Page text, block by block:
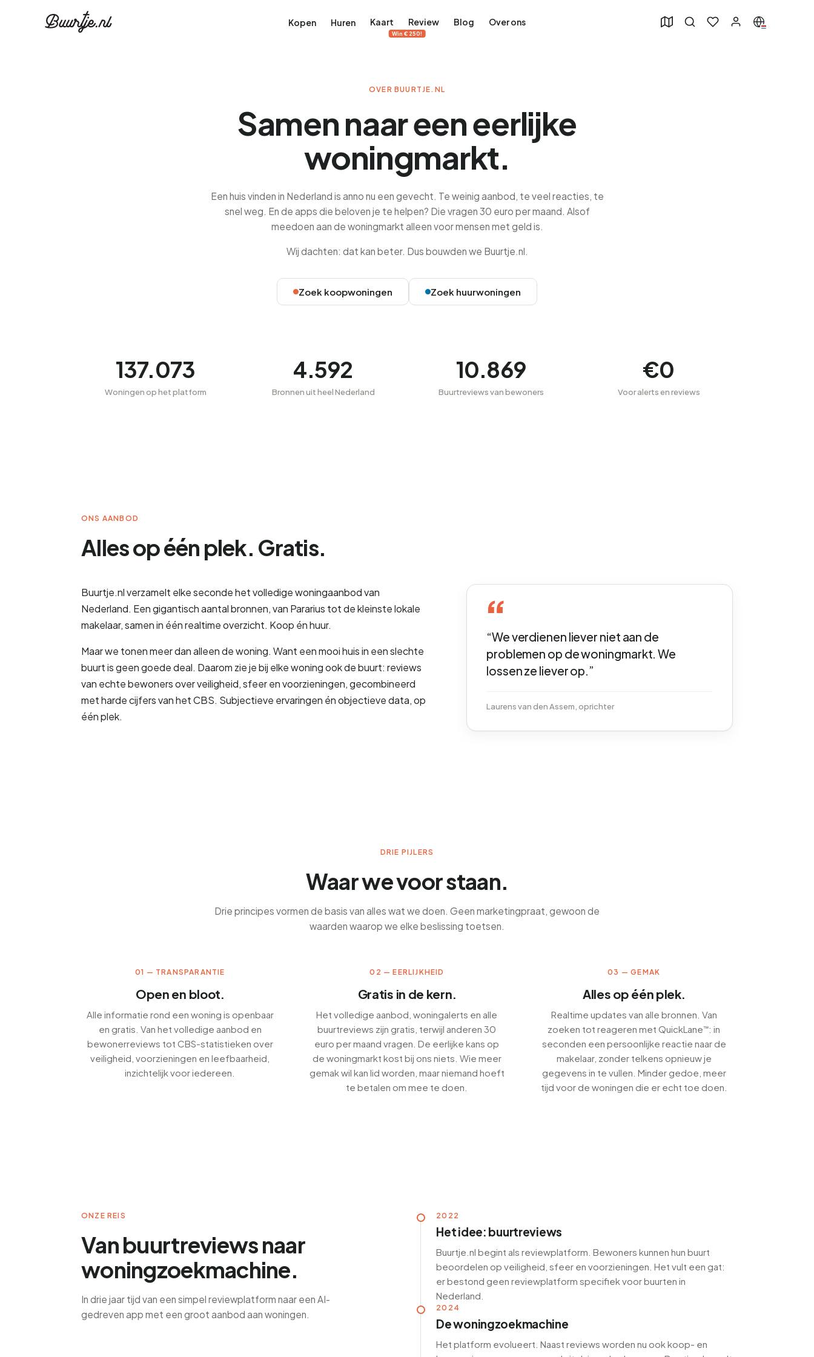
Kopen Huren Kaart Review
Win €250!
Blog Over ons
OVER BUURTJE.NL
Samen naar een eerlijke
woningmarkt.
Een huis vinden in Nederland is anno nu een gevecht. Te weinig aanbod, te veel reacties, te
snel weg. En de apps die beloven je te helpen? Die vragen 30 euro per maand. Alsof
meedoen aan de woningmarkt alleen voor mensen met geld is.
Wij dachten: dat kan beter. Dus bouwden we Buurtje.nl.
Zoek koopwoningen Zoek huurwoningen
137.073
Woningen op het platform
4.592
Bronnen uit heel Nederland
10.869
Buurtreviews van bewoners
€0
Voor alerts en reviews
ONS AANBOD
Alles op één plek. Gratis.
Buurtje.nl verzamelt elke seconde het volledige woningaanbod van
Nederland. Een gigantisch aantal bronnen, van Pararius tot de kleinste lokale
makelaar, samen in één realtime overzicht. Koop én huur.
Maar we tonen meer dan alleen de woning. Want een mooi huis in een slechte
buurt is geen goede deal. Daarom zie je bij elke woning ook de buurt: reviews
van echte bewoners over veiligheid, sfeer en voorzieningen, gecombineerd
met harde cijfers van het CBS. Subjectieve ervaringen én objectieve data, op
één plek.
“We verdienen liever niet aan de
problemen op de woningmarkt. We
lossen ze liever op.”
Laurens van den Assem, oprichter
DRIE PIJLERS
Waar we voor staan.
Drie principes vormen de basis van alles wat we doen. Geen marketingpraat, gewoon de
waarden waarop we elke beslissing toetsen.
01 — TRANSPARANTIE
Open en bloot.
Alle informatie rond een woning is openbaar
en gratis. Van het volledige aanbod en
bewonerreviews tot CBS-statistieken over
veiligheid, voorzieningen en leefbaarheid,
inzichtelijk voor iedereen.
02 — EERLIJKHEID
Gratis in de kern.
Het volledige aanbod, woningalerts en alle
buurtreviews zijn gratis, terwijl anderen 30
euro per maand vragen. De eerlijke kans op
de woningmarkt kost bij ons niets. Wie meer
gemak wil kan lid worden, maar niemand hoeft
te betalen om mee te doen.
03 — GEMAK
Alles op één plek.
Realtime updates van alle bronnen. Van
zoeken tot reageren met QuickLane™: in
seconden een persoonlijke reactie naar de
makelaar, zonder telkens opnieuw je
gegevens in te vullen. Minder gedoe, meer
tijd voor de woningen die er echt toe doen.
ONZE REIS
Van buurtreviews naar
woningzoekmachine.
In drie jaar tijd van een simpel reviewplatform naar een AI-
gedreven app met een groot aanbod aan woningen.
2022
Het idee: buurtreviews
Buurtje.nl begint als reviewplatform. Bewoners kunnen hun buurt
beoordelen op veiligheid, sfeer en voorzieningen. Het vult een gat:
er bestond geen reviewplatform specifiek voor buurten in
Nederland.
2024
De woningzoekmachine
Het platform evolueert. Naast reviews worden nu ook koop- en